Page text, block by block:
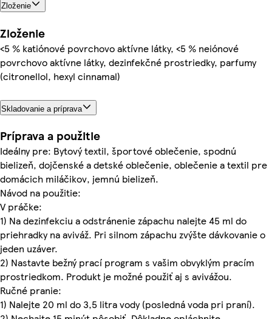
Zloženie
Zloženie
<5 % katiónové povrchovo aktívne látky, <5 % neiónové
povrchovo aktívne látky, dezinfekčné prostriedky, parfumy
(citronellol, hexyl cinnamal)
Skladovanie a príprava
Príprava a použitie
Ideálny pre: Bytový textil, športové oblečenie, spodnú
bielizeň, dojčenské a detské oblečenie, oblečenie a textil pre
domácich miláčikov, jemnú bielizeň.
Návod na použitie:
V práčke:
1) Na dezinfekciu a odstránenie zápachu nalejte 45 ml do
priehradky na aviváž. Pri silnom zápachu zvýšte dávkovanie o
jeden uzáver.
2) Nastavte bežný prací program s vašim obvyklým pracím
prostriedkom. Produkt je možné použiť aj s avivážou.
Ručné pranie:
1) Nalejte 20 ml do 3,5 litra vody (posledná voda pri praní).